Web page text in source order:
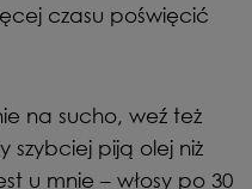
czasu poświęcić
na sucho, weź też
szybciej piją olej niż
u mnie – włosy po 30